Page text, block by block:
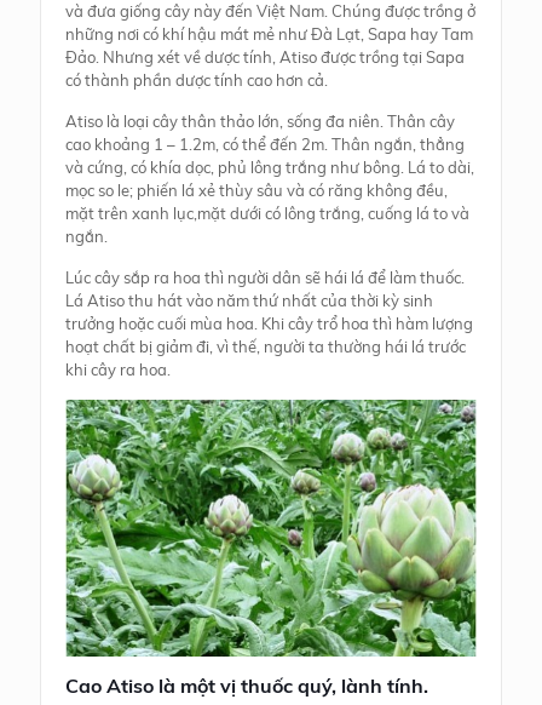
và đưa giống cây này đến Việt Nam. Chúng được trồng ở
những nơi có khí hậu mát mẻ như Đà Lạt, Sapa hay Tam
Đảo. Nhưng xét về dược tính, Atiso được trồng tại Sapa
có thành phần dược tính cao hơn cả.
Atiso là loại cây thân thảo lớn, sống đa niên. Thân cây
cao khoảng 1 – 1.2m, có thể đến 2m. Thân ngắn, thẳng
và cứng, có khía dọc, phủ lông trắng như bông. Lá to dài,
mọc so le; phiến lá xẻ thùy sâu và có răng không đều,
mặt trên xanh lục,mặt dưới có lông trắng, cuống lá to và
ngắn.
Lúc cây sắp ra hoa thì người dân sẽ hái lá để làm thuốc.
Lá Atiso thu hát vào năm thứ nhất của thời kỳ sinh
trưởng hoặc cuối mùa hoa. Khi cây trổ hoa thì hàm lượng
hoạt chất bị giảm đi, vì thế, người ta thường hái lá trước
khi cây ra hoa.
Cao Atiso là một vị thuốc quý, lành tính.